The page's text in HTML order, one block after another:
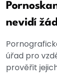
nevidí
úřad pro
prověřit